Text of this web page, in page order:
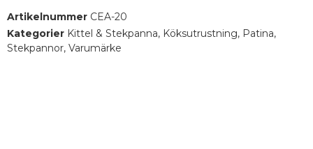
Artikelnummer CEA-20
Kategorier Kittel & Stekpanna, Köksutrustning, Patina,
Stekpannor, Varumärke